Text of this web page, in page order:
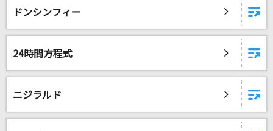
ドンシンフィー
24時間方程式
ニジラルド